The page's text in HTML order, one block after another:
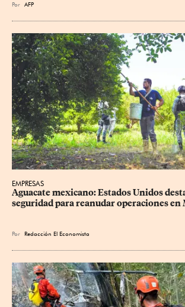
Por AFP
EMPRESAS
Aguacate mexicano: Estados Unidos
seguridad para reanudar operaciones en
Por Redacción El Economista